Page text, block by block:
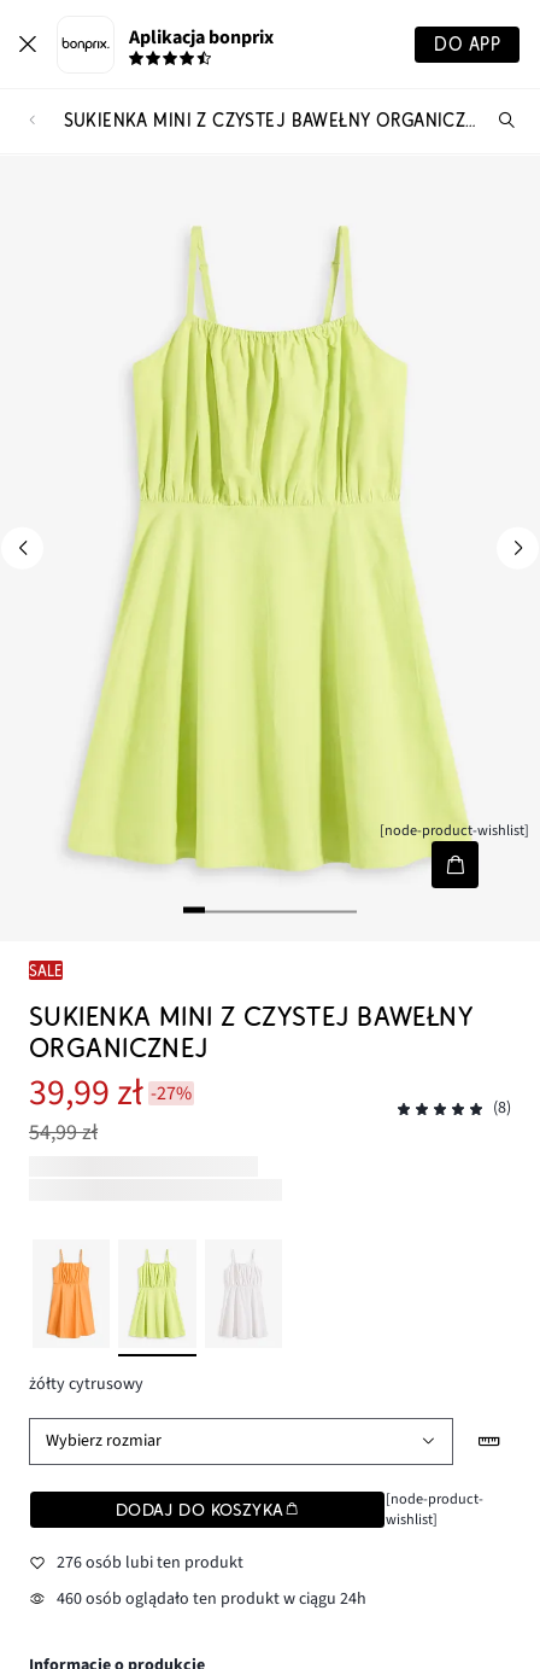
Aplikacja bonprix DO APP
SUKIENKA MINI Z CZYSTEJ BAWEŁNY ORGANICZNEJ
[node-product-wishlist]
SALE
SUKIENKA MINI Z CZYSTEJ BAWEŁNY
ORGANICZNEJ
39,99 zł -27%
54,99 zł
(8)
żółty cytrusowy
Wybierz rozmiar
DODAJ DO KOSZYKA
[node-product-
wishlist]
276 osób lubi ten produkt
460 osób oglądało ten produkt w ciągu 24h